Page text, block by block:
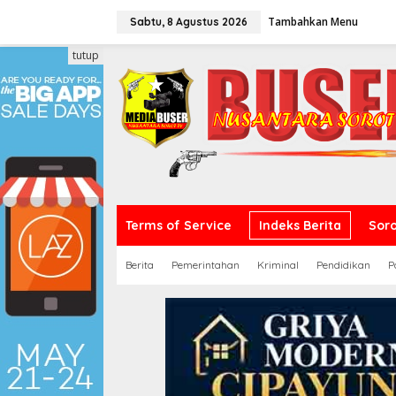
i
k
e
n
t
e
Sabtu, 8 Agustus 2026 Tambahkan Menu
Terms of Service Indeks Berita
Berita Pemerintahan Kriminal Pendidikan
tutup